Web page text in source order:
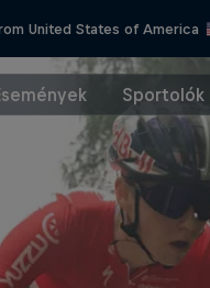
United States of America
Sportolók